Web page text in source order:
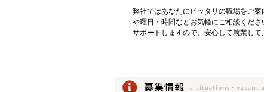
弊社ではあなたにピッタリの職場をご
や曜日・時間などお気軽にご相談くださ
サポートしますので、安心して就業して